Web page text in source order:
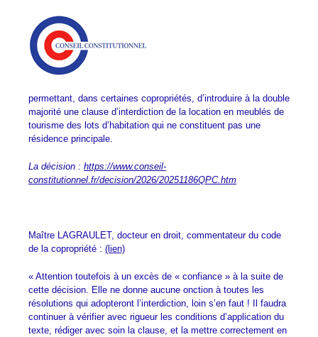
permettant, dans certaines copropriétés, d’introduire à la double
majorité une clause d’interdiction de la location en meublés de
tourisme des lots d’habitation qui ne constituent pas une
résidence principale.
La décision : https://www.conseil-
constitutionnel.fr/decision/2026/20251186QPC.htm
Maître LAGRAULET, docteur en droit, commentateur du code
de la copropriété : (lien)
« Attention toutefois à un excès de « confiance » à la suite de
cette décision. Elle ne donne aucune onction à toutes les
résolutions qui adopteront l’interdiction, loin s’en faut ! Il faudra
continuer à vérifier avec rigueur les conditions d’application du
texte, rédiger avec soin la clause, et la mettre correctement en